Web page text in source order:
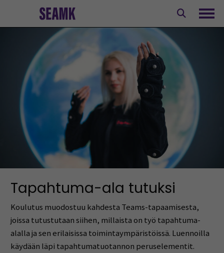
Tapahtuma-ala tutuksi
Koulutus muodostuu kahdesta Teams-tapaamisesta,
joissa tutustutaan siihen, millaista on työ tapahtuma-
alalla ja sen erilaisissa toimintaympäristöissä. Luennoilla
käydään läpi tapahtumatuotannon peruselementit.